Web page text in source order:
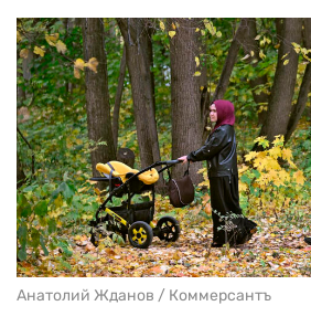
Анатолий Жданов / Коммерсантъ